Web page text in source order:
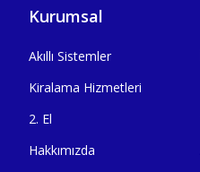
Kurumsal
Akıllı Sistemler
Kiralama Hizmetleri
2. El
Hakkımızda